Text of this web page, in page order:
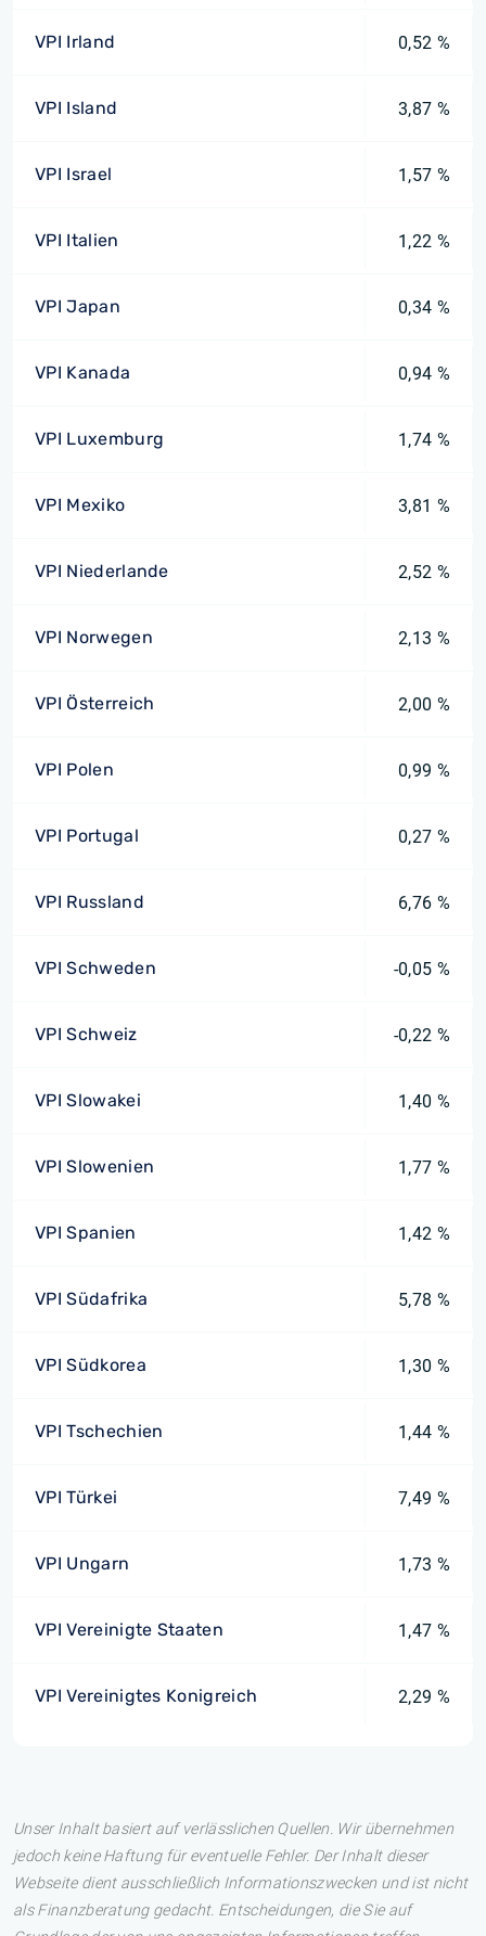
VPI Irland 0,52 %
VPI Island 3,87 %
VPI Israel 1,57 %
VPI Italien 1,22 %
VPI Japan 0,34 %
VPI Kanada 0,94 %
VPI Luxemburg 1,74 %
VPI Mexiko 3,81 %
VPI Niederlande 2,52 %
VPI Norwegen 2,13 %
VPI Österreich 2,00 %
VPI Polen 0,99 %
VPI Portugal 0,27 %
VPI Russland 6,76 %
VPI Schweden -0,05 %
VPI Schweiz -0,22 %
VPI Slowakei 1,40 %
VPI Slowenien 1,77 %
VPI Spanien 1,42 %
VPI Südafrika 5,78 %
VPI Südkorea 1,30 %
VPI Tschechien 1,44 %
VPI Türkei 7,49 %
VPI Ungarn 1,73 %
VPI Vereinigte Staaten 1,47 %
VPI Vereinigtes Konigreich 2,29 %
Unser Inhalt basiert auf verlässlichen Quellen. Wir übernehmen
jedoch keine Haftung für eventuelle Fehler. Der Inhalt dieser
Webseite dient ausschließlich Informationszwecken und ist nicht
als Finanzberatung gedacht. Entscheidungen, die Sie auf